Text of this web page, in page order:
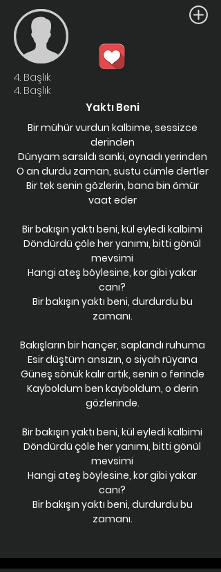
4. Başlık
4. Başlık
Yaktı Beni
Bir mühür vurdun kalbime, sessizce
derinden
Dünyam sarsıldı sanki, oynadı yerinden
O an durdu zaman, sustu cümle dertler
Bir tek senin gözlerin, bana bin ömür
vaat eder
Bir bakışın yaktı beni, kül eyledi kalbimi
Döndürdü çöle her yanımı, bitti gönül
mevsimi
Hangi ateş böylesine, kor gibi yakar
canı?
Bir bakışın yaktı beni, durdurdu bu
zamanı.
Bakışların bir hançer, saplandı ruhuma
Esir düştüm ansızın, o siyah rüyana
Güneş sönük kalır artık, senin o ferinde
Kayboldum ben kayboldum, o derin
gözlerinde.
Bir bakışın yaktı beni, kül eyledi kalbimi
Döndürdü çöle her yanımı, bitti gönül
mevsimi
Hangi ateş böylesine, kor gibi yakar
canı?
Bir bakışın yaktı beni, durdurdu bu
zamanı.